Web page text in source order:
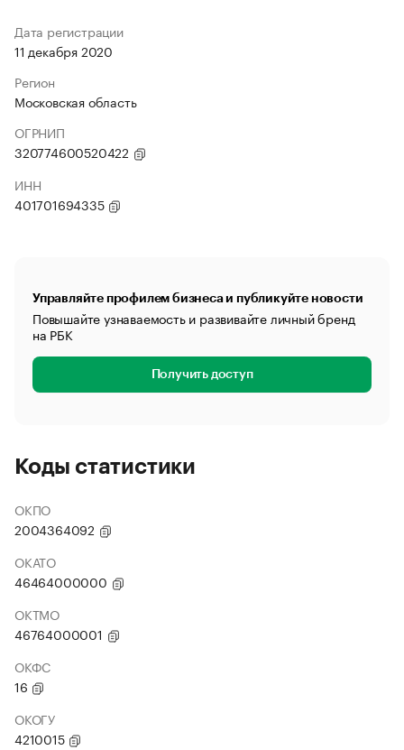
Дата регистрации
11 декабря 2020
Регион
Московская область
ОГРНИП
320774600520422
ИНН
401701694335
Управляйте профилем бизнеса и публикуйте новости
Повышайте узнаваемость и развивайте личный бренд
на РБК
Получить доступ
Коды статистики
ОКПО
2004364092
ОКАТО
46464000000
ОКТМО
46764000001
ОКФС
16
ОКОГУ
4210015